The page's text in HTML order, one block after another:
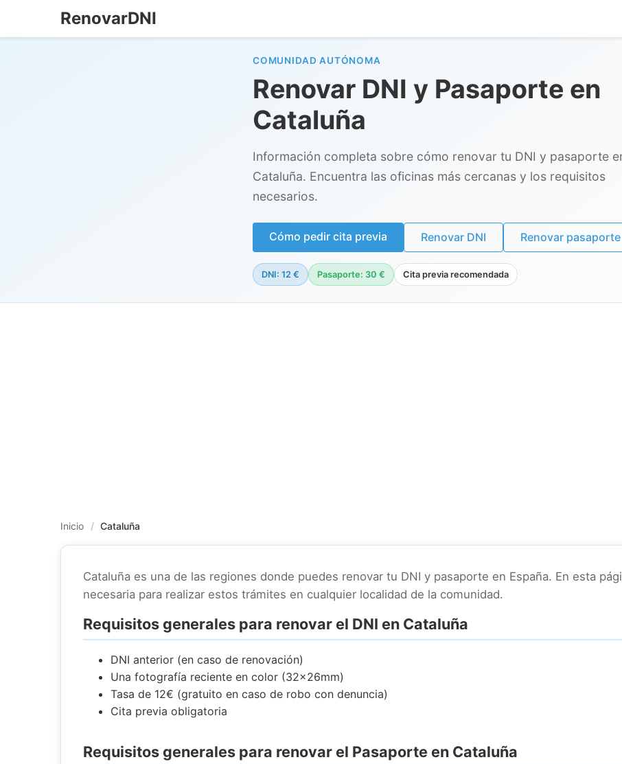
RenovarDNI
COMUNIDAD AUTÓNOMA
Renovar DNI y Pasaporte en
Cataluña
Información completa sobre cómo renovar tu DNI y pasaporte
Cataluña. Encuentra las oficinas más cercanas y los requisitos
necesarios.
Cómo pedir cita previa Renovar DNI Renovar pasaporte
DNI: 12 € Pasaporte: 30 € Cita previa recomendada
Inicio / Cataluña
Cataluña es una de las regiones donde puedes renovar tu DNI y pasaporte en España. En esta
necesaria para realizar estos trámites en cualquier localidad de la comunidad.
Requisitos generales para renovar el DNI en Cataluña
DNI anterior (en caso de renovación)
Una fotografía reciente en color (32x26mm)
Tasa de 12€ (gratuito en caso de robo con denuncia)
Cita previa obligatoria
Requisitos generales para renovar el Pasaporte en Cataluña